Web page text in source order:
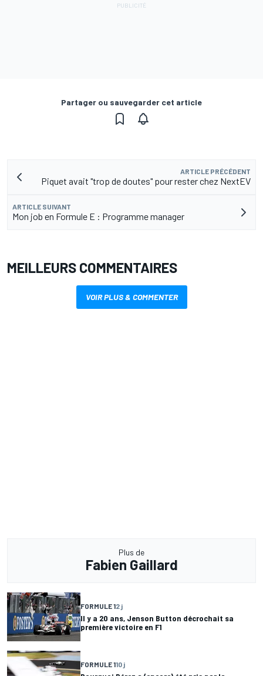
Partager ou sauvegarder cet article
ARTICLE PRÉCÉDENT
Piquet avait "trop de doutes" pour rester chez NextEV
ARTICLE SUIVANT
Mon job en Formule E : Programme manager
MEILLEURS COMMENTAIRES
VOIR PLUS & COMMENTER
Plus de
Fabien Gaillard
FORMULE 12 j
Il y a 20 ans, Jenson Button décrochait sa
première victoire en F1
FORMULE 110 j